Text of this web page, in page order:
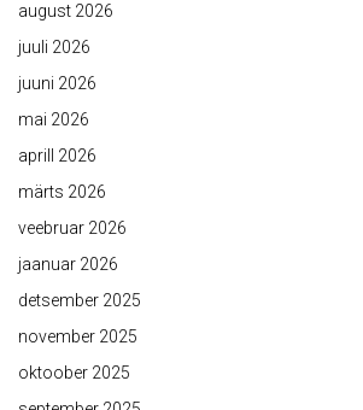
august 2026
juuli 2026
juuni 2026
mai 2026
aprill 2026
märts 2026
veebruar 2026
jaanuar 2026
detsember 2025
november 2025
oktoober 2025